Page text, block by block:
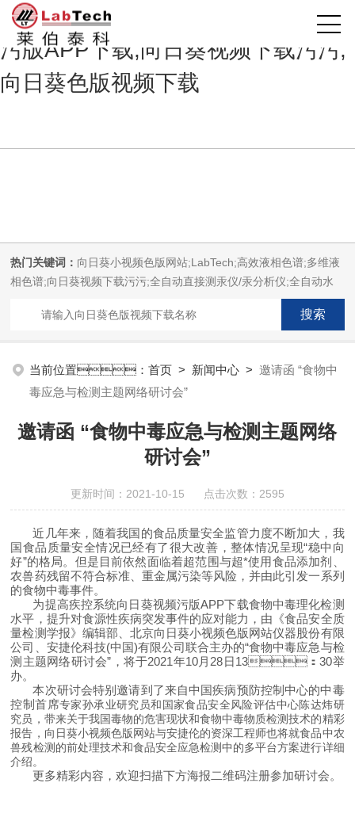
向日葵小视频色版网站,向日葵视频
污版APP下载,向日葵视频下载污污,
向日葵色版视频下载
热门关键词： 向日葵小视频色版网站;LabTech;高效液相色谱;多维液
相色谱;向日葵视频下载污污;全自动直接测汞仪/汞分析仪;全自动水
质分析仪;微波消解萃取系统;微波合成系统;微波灰化磺化系统;全自
动固相萃取系统;Dryvap全自动溶剂蒸发系统;激光固体烧蚀进样系统;
污版APP下载信息管理系统（LIMS;超净向日葵视频污版APP下载设
计与工程;通风柜;化学安全柜;AAICPICP-MSUV-VISHPLC耗材和配
当前位置：首页 > 新闻中心 >邀请函 “食物中
毒应急与检测主题网络研讨会”
邀请函 “食物中毒应急与检测主题网络
研讨会”
更新时间：2021-10-15 点击次数：2595
近几年来，随着我国的食品质量安全监管力度不断加大，我
国食品质量安全情况已经有了很大改善，整体情况呈现“稳中向
好”的格局。但是目前依然面临着超范围与超*使用食品添加剂、
农兽药残留不符合标准、重金属污染等风险，并由此引发一系列
的食物中毒事件。
为提高疾控系统向日葵视频污版APP下载食物中毒理化检测
水平，提升对食源性疾病突发事件的应对能力，由《食品安全质
量检测学报》编辑部、北京向日葵小视频色版网站仪器股份有限
公司、安捷伦科技(中国)有限公司联合主办的“食物中毒应急与检
测主题网络研讨会”，将于2021年10月 28日13：30举
办。
本次研讨会特别邀请到了来自中国疾病预防控制中心的中毒
控制首席专家孙承业研究员和国家食品安全风险评估中心陈达炜研
究员，带来关于我国毒物的危害现状和食物中毒物质检测技术的精彩
报告，向日葵小视频色版网站与安捷伦的资深工程师也将就食品中农
兽残检测的前处理技术和食品安全应急检测中的多平台方案进行详细
介绍。
更多精彩内容，欢迎扫描下方海报二维码注册参加研讨会。